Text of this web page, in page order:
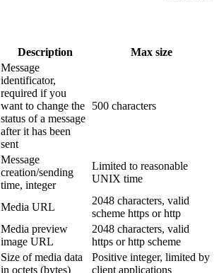
Description Max size
Message
identificator,
required if you
want to change the
status of a message
after it has been
sent
500 characters
Message
creation/sending
time, integer
Limited to reasonable
UNIX time
Media URL
2048 characters, valid
scheme https or http
Media preview
image URL
2048 characters, valid
https or http scheme
Size of media data
in octets (bytes)
Positive integer, limited by
client applications